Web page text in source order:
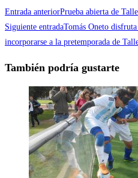
Entrada anteriorPrueba abierta de
Siguiente entradaTomás Oneto disfruta
incorporarse a la pretemporada de
También podría gustarte